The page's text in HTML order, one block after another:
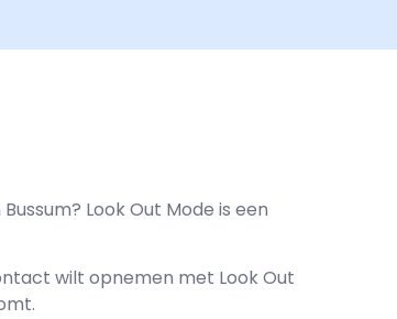
Look Out Mode is een
wilt opnemen met Look Out